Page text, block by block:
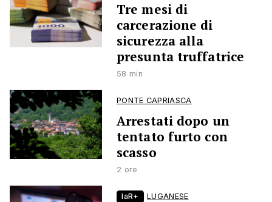
Tre mesi di
carcerazione di
sicurezza alla
presunta truffatrice
58 min
PONTE CAPRIASCA
Arrestati dopo un
tentato furto con
scasso
2 ore
laR+ LUGANESE